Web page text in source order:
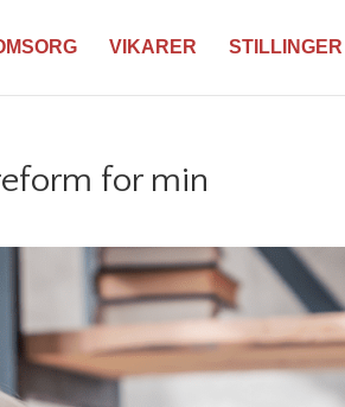
VIKARER STILLINGER
for min